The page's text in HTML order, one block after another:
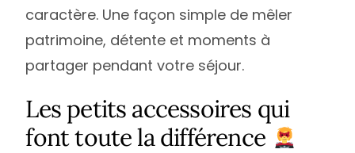
caractère. Une façon simple de mêler
patrimoine, détente et moments à
partager pendant votre séjour.
Les petits accessoires qui
font toute la différence